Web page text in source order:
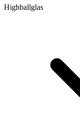
Highballglas